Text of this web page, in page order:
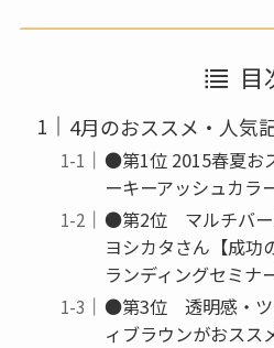
目
4月のおススメ・人気
●第1位 2015春夏お
ーキーアッシュカラ
●第2位 マルチバー
ヨシカタさん【成功
ランディングセミナ
●第3位 透明感・ツ
ィブラウンがおスス